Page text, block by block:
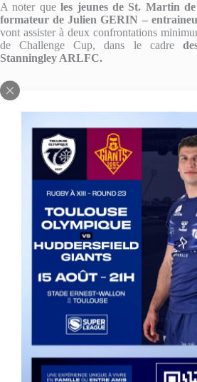
A noter queles jeunes de St. Martin
formateur de Julien GERIN –
vont assister à deux confrontations
de Challenge Cup, dans le cadre
Stanningley ARLFC.
Warrington Wolves / Bradford
Catalan Dragons / Sheffield
Leigh Centurions /
Oldham / St Helens
Salford City Reds / Leeds
Featherstone Rovers / Wigan
Huddersfield Giants /
Batley Bulldogs / London